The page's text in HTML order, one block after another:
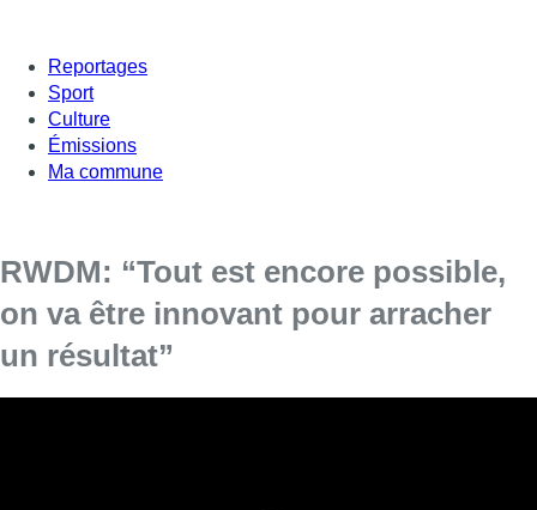
Reportages
Sport
Culture
Émissions
Ma commune
RWDM: “Tout est encore possible,
on va être innovant pour arracher
un résultat”